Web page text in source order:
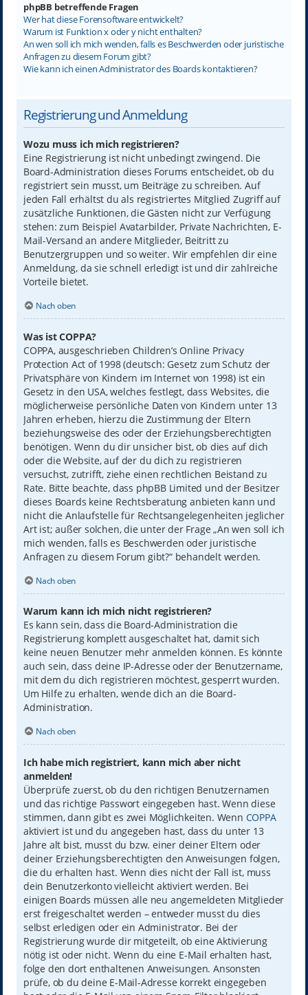
phpBB betreffende Fragen
Wer hat diese Forensoftware entwickelt?
Warum ist Funktion x oder y nicht enthalten?
An wen soll ich mich wenden, falls es Beschwerden oder juristische
Anfragen zu diesem Forum gibt?
Wie kann ich einen Administrator des Boards kontaktieren?
Registrierung und Anmeldung
Wozu muss ich mich registrieren?
Eine Registrierung ist nicht unbedingt zwingend. Die
Board-Administration dieses Forums entscheidet, ob du
registriert sein musst, um Beiträge zu schreiben. Auf
jeden Fall erhältst du als registriertes Mitglied Zugriff auf
zusätzliche Funktionen, die Gästen nicht zur Verfügung
stehen: zum Beispiel Avatarbilder, Private Nachrichten, E-
Mail-Versand an andere Mitglieder, Beitritt zu
Benutzergruppen und so weiter. Wir empfehlen dir eine
Anmeldung, da sie schnell erledigt ist und dir zahlreiche
Vorteile bietet.
Nach oben
Was ist COPPA?
COPPA, ausgeschrieben Children’s Online Privacy
Protection Act of 1998 (deutsch: Gesetz zum Schutz der
Privatsphäre von Kindern im Internet von 1998) ist ein
Gesetz in den USA, welches festlegt, dass Websites, die
möglicherweise persönliche Daten von Kindern unter 13
Jahren erheben, hierzu die Zustimmung der Eltern
beziehungsweise des oder der Erziehungsberechtigten
benötigen. Wenn du dir unsicher bist, ob dies auf dich
oder die Website, auf der du dich zu registrieren
versuchst, zutrifft, ziehe einen rechtlichen Beistand zu
Rate. Bitte beachte, dass phpBB Limited und der Besitzer
dieses Boards keine Rechtsberatung anbieten kann und
nicht die Anlaufstelle für Rechtsangelegenheiten jeglicher
Art ist; außer solchen, die unter der Frage „An wen soll ich
mich wenden, falls es Beschwerden oder juristische
Anfragen zu diesem Forum gibt?“ behandelt werden.
Nach oben
Warum kann ich mich nicht registrieren?
Es kann sein, dass die Board-Administration die
Registrierung komplett ausgeschaltet hat, damit sich
keine neuen Benutzer mehr anmelden können. Es könnte
auch sein, dass deine IP-Adresse oder der Benutzername,
mit dem du dich registrieren möchtest, gesperrt wurden.
Um Hilfe zu erhalten, wende dich an die Board-
Administration.
Nach oben
Ich habe mich registriert, kann mich aber nicht
anmelden!
Überprüfe zuerst, ob du den richtigen Benutzernamen
und das richtige Passwort eingegeben hast. Wenn diese
stimmen, dann gibt es zwei Möglichkeiten. Wenn COPPA
aktiviert ist und du angegeben hast, dass du unter 13
Jahre alt bist, musst du bzw. einer deiner Eltern oder
deiner Erziehungsberechtigten den Anweisungen folgen,
die du erhalten hast. Wenn dies nicht der Fall ist, muss
dein Benutzerkonto vielleicht aktiviert werden. Bei
einigen Boards müssen alle neu angemeldeten Mitglieder
erst freigeschaltet werden – entweder musst du dies
selbst erledigen oder ein Administrator. Bei der
Registrierung wurde dir mitgeteilt, ob eine Aktivierung
nötig ist oder nicht. Wenn du eine E-Mail erhalten hast,
folge den dort enthaltenen Anweisungen. Ansonsten
prüfe, ob du deine E-Mail-Adresse korrekt eingegeben